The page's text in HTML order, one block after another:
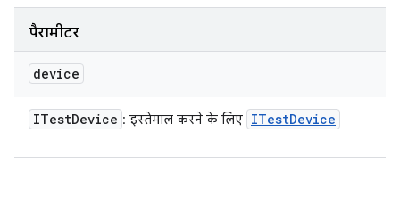
पैरामीटर
device
ITestDevice : इस्तेमाल करने के लिए ITestDevice